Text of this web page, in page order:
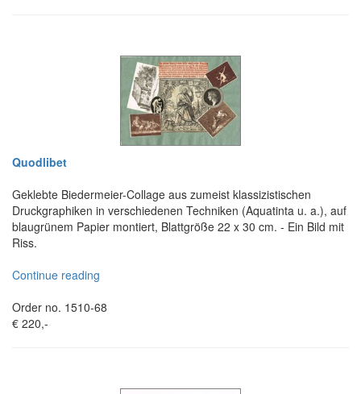
Quodlibet
Geklebte Biedermeier-Collage aus zumeist klassizistischen
Druckgraphiken in verschiedenen Techniken (Aquatinta u. a.), auf
blaugrünem Papier montiert, Blattgröße 22 x 30 cm. - Ein Bild mit
Riss.
Continue reading
Order no. 1510-68
€ 220,-